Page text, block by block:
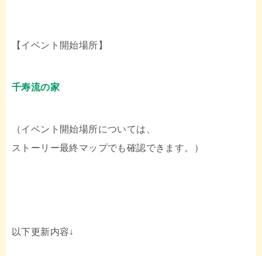
【イベント開始場所】
千寿流の家
（イベント開始場所については、
ストーリー最終マップでも確認できます。）
以下更新内容↓